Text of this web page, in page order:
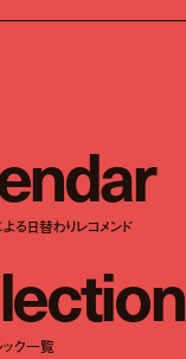
ndar
る日替わりレコメンド
ection
ック一覧